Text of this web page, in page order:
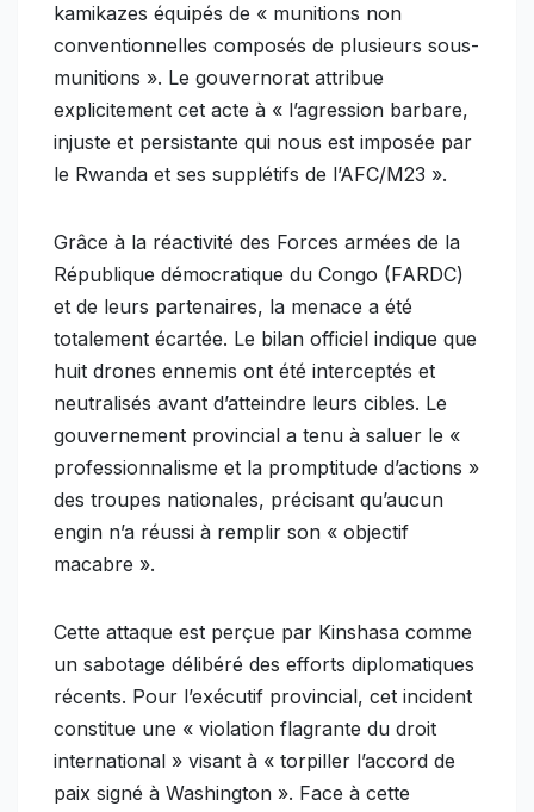
kamikazes équipés de « munitions non
conventionnelles composés de plusieurs sous-
munitions ». Le gouvernorat attribue
explicitement cet acte à « l’agression barbare,
injuste et persistante qui nous est imposée par
le Rwanda et ses supplétifs de l’AFC/M23 ».
Grâce à la réactivité des Forces armées de la
République démocratique du Congo (FARDC)
et de leurs partenaires, la menace a été
totalement écartée. Le bilan officiel indique que
huit drones ennemis ont été interceptés et
neutralisés avant d’atteindre leurs cibles. Le
gouvernement provincial a tenu à saluer le «
professionnalisme et la promptitude d’actions »
des troupes nationales, précisant qu’aucun
engin n’a réussi à remplir son « objectif
macabre ».
Cette attaque est perçue par Kinshasa comme
un sabotage délibéré des efforts diplomatiques
récents. Pour l’exécutif provincial, cet incident
constitue une « violation flagrante du droit
international » visant à « torpiller l’accord de
paix signé à Washington ». Face à cette